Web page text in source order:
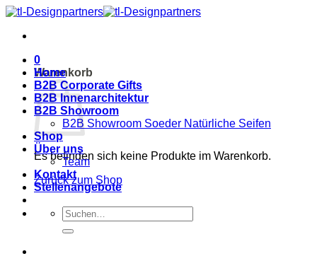
Zum
springen
0
Warenkorb
Es befinden sich keine Produkte im Warenkorb.
Zurück zum Shop
Home
B2B Corporate Gifts
B2B Innenarchitektur
B2B Showroom
B2B Showroom Soeder Natürliche Seifen
Shop
Über uns
Team
Kontakt
Stellenangebote
Suche
nach: